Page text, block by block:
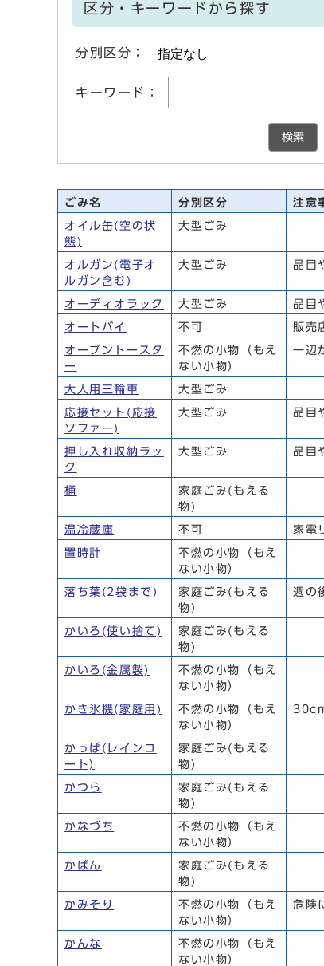
区分・キーワードから探す
分別区分：
キーワード：
検索
ごみ名 分別区分 注意
オイル缶(空の状
態)
大型ごみ
オルガン(電子オ
ルガン含む)
大型ごみ 品目
オーディオラック 大型ごみ 品目
オートバイ 不可 販売
オーブントースタ
ー
不燃の小物（もえ
ない小物）
一辺
大人用三輪車 大型ごみ
応接セット(応接
ソファー)
大型ごみ 品目
押し入れ収納ラッ
ク
大型ごみ 品目
桶
家庭ごみ(もえる
物)
温冷蔵庫 不可 家電
置時計
不燃の小物（もえ
ない小物）
落ち葉(2袋まで)
家庭ごみ(もえる
物)
週の
かいろ(使い捨て)
家庭ごみ(もえる
物)
かいろ(金属製)
不燃の小物（もえ
ない小物）
かき氷機(家庭用)
不燃の小物（もえ
ない小物）
かっぱ(レインコ
ート)
家庭ごみ(もえる
物)
かつら
家庭ごみ(もえる
物)
かなづち
不燃の小物（もえ
ない小物）
かばん
家庭ごみ(もえる
物)
かみそり
不燃の小物（もえ
ない小物）
危険
かんな
不燃の小物（もえ
ない小物）